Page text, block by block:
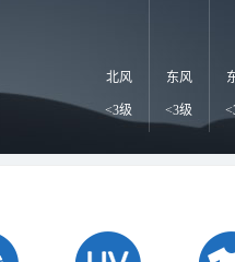
北风
<3级
东风
<3级